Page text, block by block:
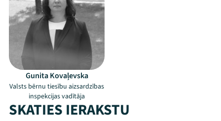
Gunita Kovaļevska
Valsts bērnu tiesību aizsardzības
inspekcijas vadītāja
SKATIES IERAKSTU